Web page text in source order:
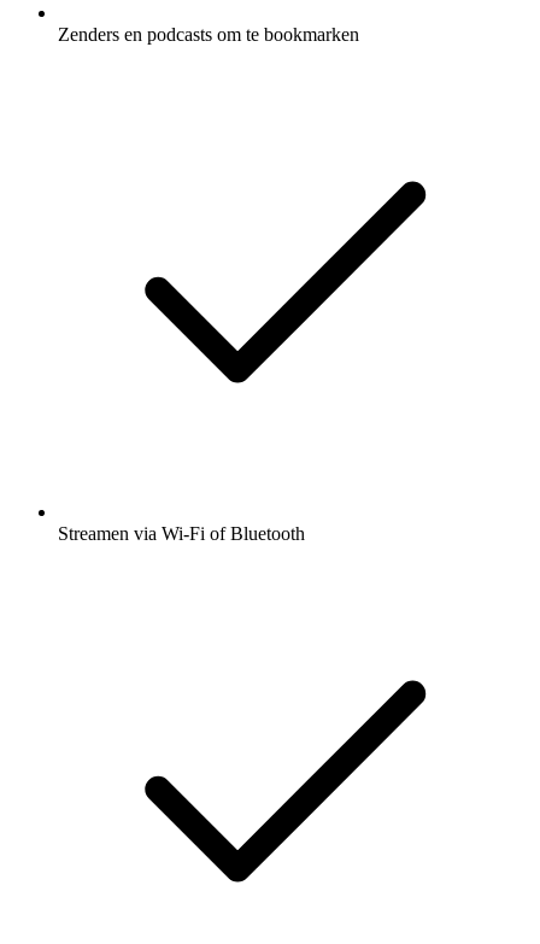
Zenders en podcasts om te bookmarken
Streamen via Wi-Fi of Bluetooth